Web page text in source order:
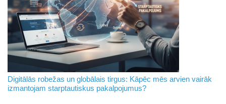
Digitālās robežas un globālais tirgus: Kāpēc mēs arvien vairāk
izmantojam starptautiskus pakalpojumus?